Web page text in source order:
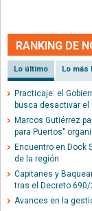
RANKING DE
Lo último Lo más
Practicaje: el
busca desactivar
Marcos Gutiérrez
para Puertos"
Encuentro en Dock
de la región
Capitanes y
tras el Decreto 690/
Avances en la